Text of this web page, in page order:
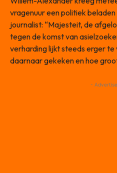
vragenuur een politiek
journalist: “Majesteit, de
tegen de komst van
verharding lijkt steeds erger
daarnaar gekeken en hoe
-